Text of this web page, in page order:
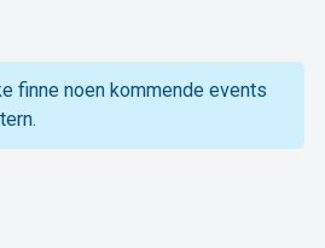
Tickster
finne noen kommende events